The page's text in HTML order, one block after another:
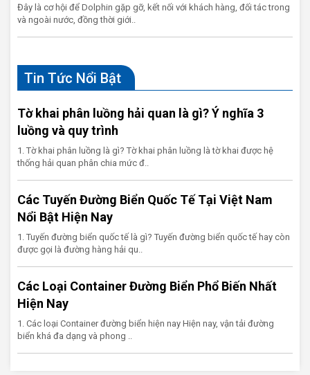
Đây là cơ hội để Dolphin gặp gỡ, kết nối với khách hàng, đối tác trong
và ngoài nước, đồng thời giới..
Tin Tức Nổi Bật
Tờ khai phân luồng hải quan là gì? Ý nghĩa 3
luồng và quy trình
1. Tờ khai phân luồng là gì? Tờ khai phân luồng là tờ khai được hệ
thống hải quan phân chia mức đ..
Các Tuyến Đường Biển Quốc Tế Tại Việt Nam
Nổi Bật Hiện Nay
1. Tuyến đường biển quốc tế là gì? Tuyến đường biển quốc tế hay còn
được gọi là đường hàng hải qu..
Các Loại Container Đường Biển Phổ Biến Nhất
Hiện Nay
1. Các loại Container đường biển hiện nay Hiện nay, vận tải đường
biển khá đa dạng và phong ..